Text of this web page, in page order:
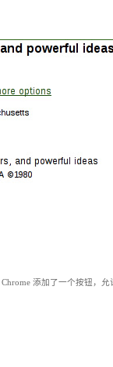
添加了一个按钮，允